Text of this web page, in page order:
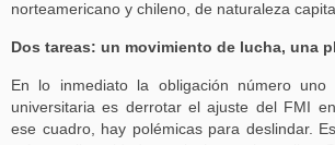
norteamericano y chileno, de naturaleza
Dos tareas: un movimiento de lucha, una
En lo inmediato la obligación número
universitaria es derrotar el ajuste del FMI
ese cuadro, hay polémicas para deslindar.